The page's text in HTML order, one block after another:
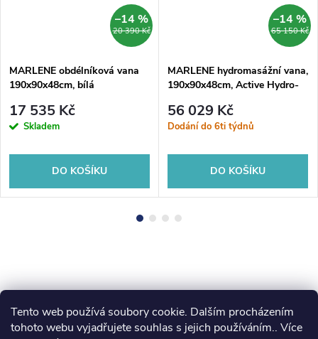
Tento web používá soubory cookie. Dalším procházením
tohoto webu vyjadřujete souhlas s jejich používáním.. Více
20 390 Kč
–14 %
MARLENE obdélníková vana
190x90x48cm, bílá
17 535 Kč
Skladem
DO KOŠÍKU
65 150 Kč
–14 %
MARLENE hydromasážní vana,
190x90x48cm, Active Hydro-
56 029 Kč
Dodání do 6ti týdnů
DO KOŠÍKU
Z koupelny-sanita.cz kupelne-online.sk